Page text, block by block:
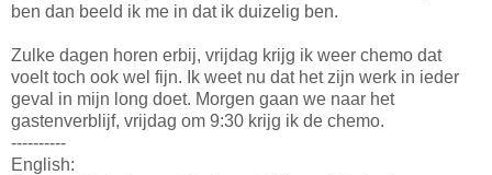
ben dan beeld ik me in dat ik duizelig ben.
Zulke dagen horen erbij, vrijdag krijg ik weer chemo dat
voelt toch ook wel fijn. Ik weet nu dat het zijn werk in ieder
geval in mijn long doet. Morgen gaan we naar het
gastenverblijf, vrijdag om 9:30 krijg ik de chemo.
----------
English: